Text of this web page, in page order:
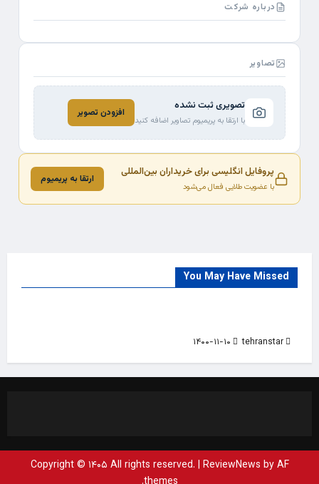
درباره شرکت
تصاویر
تصویری ثبت نشده
با ارتقا به پریمیوم تصاویر اضافه کنید
افزودن تصویر
پروفایل انگلیسی برای خریداران بین‌المللی
با عضویت طلایی فعال می‌شود
ارتقا به پریمیوم
You May Have Missed
Countries
India
Trade Source
tehranstar
Copyright © ۱۴۰۵ All rights reserved. | ReviewNews by AF